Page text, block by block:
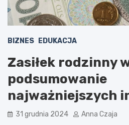
BIZNES EDUKACJA
Zasiłek rodzinny
podsumowanie
najważniejszych
31 grudnia 2024 Anna Czaja